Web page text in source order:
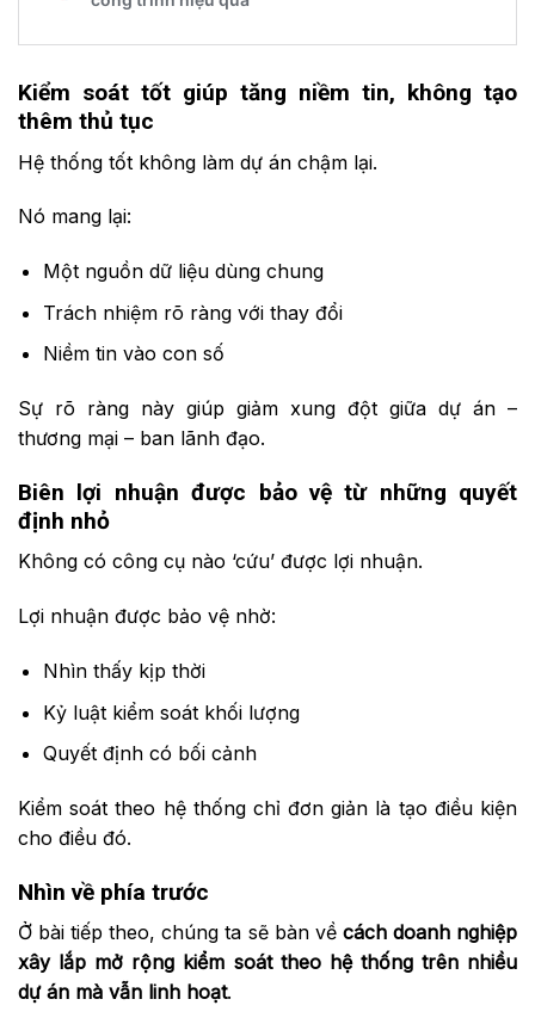
Kiểm soát tốt giúp tăng niềm tin, không tạo
thêm thủ tục
Hệ thống tốt không làm dự án chậm lại.
Nó mang lại:
Một nguồn dữ liệu dùng chung
Trách nhiệm rõ ràng với thay đổi
Niềm tin vào con số
Sự rõ ràng này giúp giảm xung đột giữa dự án –
thương mại – ban lãnh đạo.
Biên lợi nhuận được bảo vệ từ những quyết
định nhỏ
Không có công cụ nào ‘cứu’ được lợi nhuận.
Lợi nhuận được bảo vệ nhờ:
Nhìn thấy kịp thời
Kỷ luật kiểm soát khối lượng
Quyết định có bối cảnh
Kiểm soát theo hệ thống chỉ đơn giản là tạo điều kiện
cho điều đó.
Nhìn về phía trước
Ở bài tiếp theo, chúng ta sẽ bàn về cách doanh nghiệp
xây lắp mở rộng kiểm soát theo hệ thống trên nhiều
dự án mà vẫn linh hoạt.